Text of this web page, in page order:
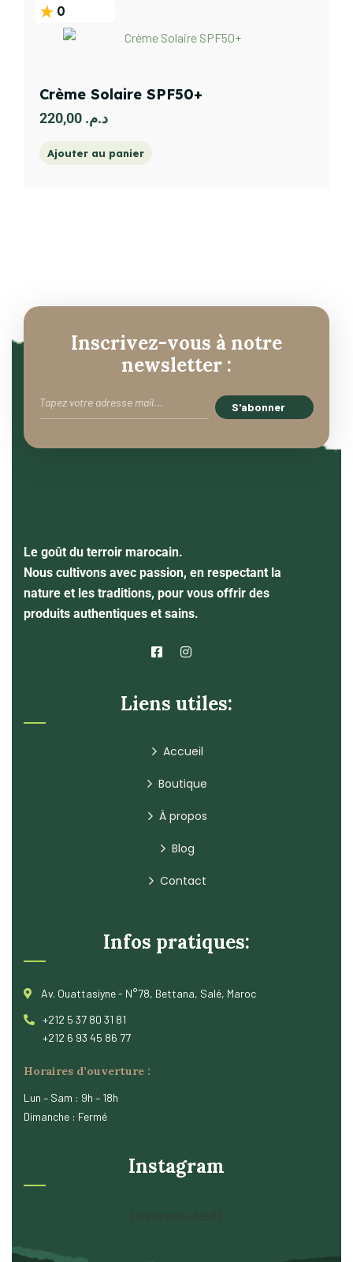
0
Crème Solaire SPF50+
د.م.
Ajouter au panier
Inscrivez-vous à notre
newsletter :
Le goût du terroir marocain.
Nous cultivons avec passion, en respectant la
nature et les traditions, pour vous offrir des
produits authentiques et sains.
Liens utiles:
Accueil
Boutique
À propos
Blog
Contact
Infos pratiques:
Av. Ouattasiyne - N°78, Bettana, Salé, Maroc
+212 5 37 80 31 81
+212 6 93 45 86 77
Horaires d’ouverture :
Lun – Sam : 9h – 18h
Dimanche : Fermé
Instagram